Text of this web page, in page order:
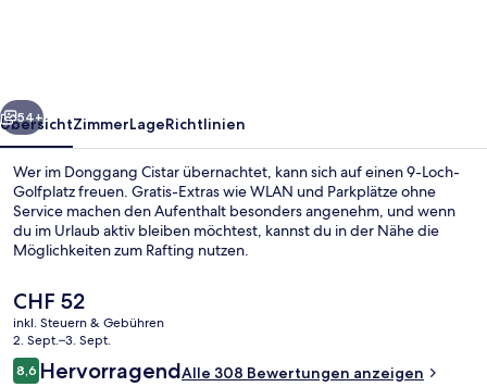
Weiter
54+
ÜbersichtZimmerLageRichtlinien
Wer im Donggang Cistar übernachtet, kann sich auf einen 9-Loch-
Golfplatz freuen. Gratis-Extras wie WLAN und Parkplätze ohne
Service machen den Aufenthalt besonders angenehm, und wenn
du im Urlaub aktiv bleiben möchtest, kannst du in der Nähe die
Möglichkeiten zum Rafting nutzen.
Der
aktuelle
Preis
beträgt
CHF 52.
CHF 52
inkl. Steuern & Gebühren
2. Sept.–3. Sept.
Bewertungen
8,68,6 von 10.
HervorragendAlle 308 Bewertungen anzeigen